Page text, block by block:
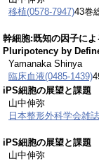
移植(0578-7947)43巻
幹細胞:既知の因子に
Pluripotency by
Yamanaka Shinya
臨床血液(0485-1439)
iPS細胞の展望と課題
山中伸弥
日本整形外科学会雑
iPS細胞の展望と課題
山中伸弥